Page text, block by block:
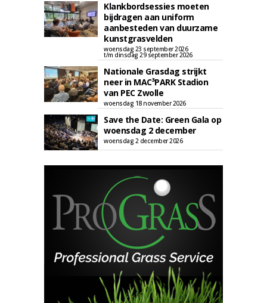
Klankbordsessies moeten
bijdragen aan uniform
aanbesteden van duurzame
kunstgrasvelden
woensdag 23 september 2026
t/m dinsdag 29 september 2026
Nationale Grasdag strijkt
neer in MAC³PARK Stadion
van PEC Zwolle
woensdag 18 november 2026
Save the Date: Green Gala op
woensdag 2 december
woensdag 2 december 2026